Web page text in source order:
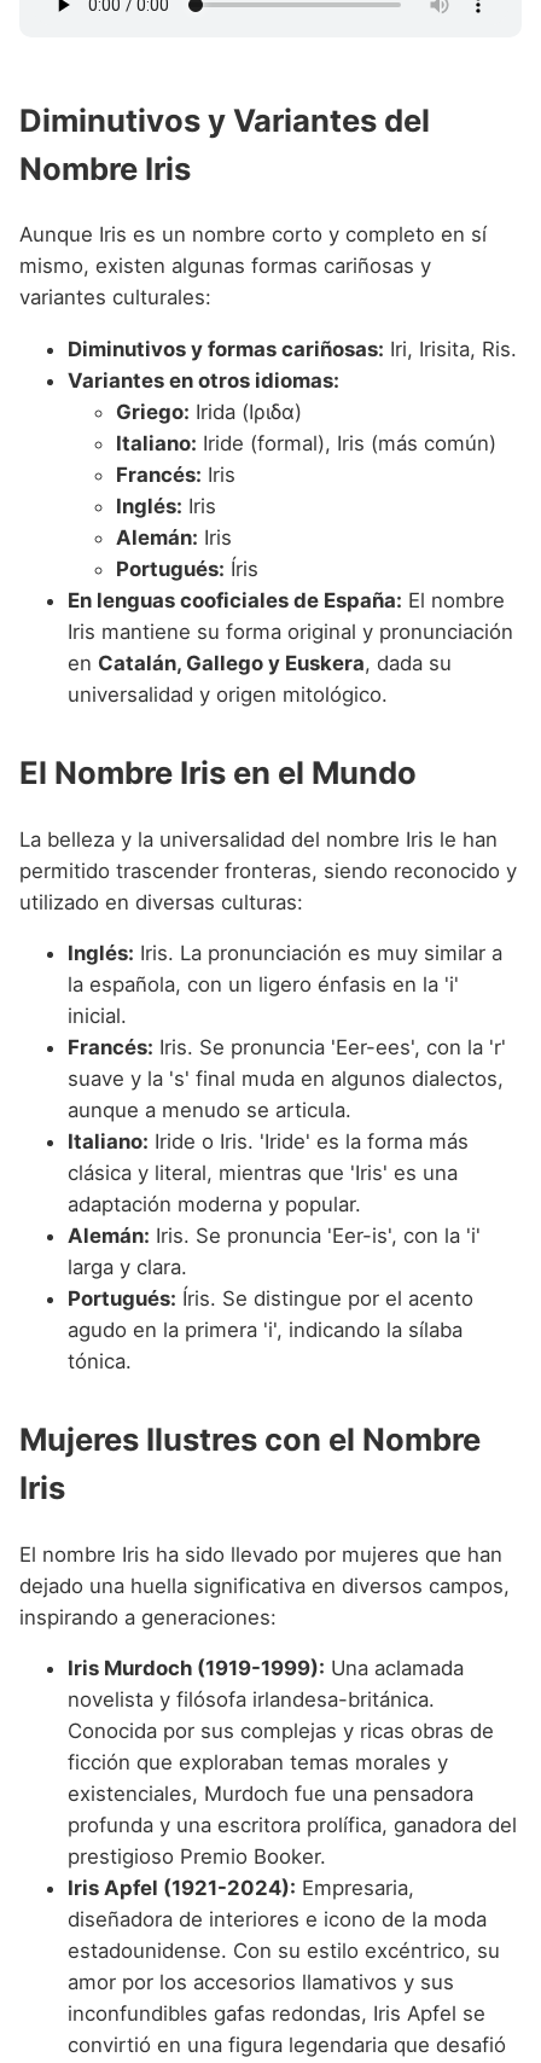
Diminutivos y Variantes del
Nombre Iris
Aunque Iris es un nombre corto y completo en sí
mismo, existen algunas formas cariñosas y
variantes culturales:
Diminutivos y formas cariñosas: Iri, Irisita, Ris.
Variantes en otros idiomas:
Griego: Irida (Ιριδα)
Italiano: Iride (formal), Iris (más común)
Francés: Iris
Inglés: Iris
Alemán: Iris
Portugués: Íris
En lenguas cooficiales de España: El nombre
Iris mantiene su forma original y pronunciación
en Catalán, Gallego y Euskera, dada su
universalidad y origen mitológico.
El Nombre Iris en el Mundo
La belleza y la universalidad del nombre Iris le han
permitido trascender fronteras, siendo reconocido y
utilizado en diversas culturas:
Inglés: Iris. La pronunciación es muy similar a
la española, con un ligero énfasis en la 'i'
inicial.
Francés: Iris. Se pronuncia 'Eer-ees', con la 'r'
suave y la 's' final muda en algunos dialectos,
aunque a menudo se articula.
Italiano: Iride o Iris. 'Iride' es la forma más
clásica y literal, mientras que 'Iris' es una
adaptación moderna y popular.
Alemán: Iris. Se pronuncia 'Eer-is', con la 'i'
larga y clara.
Portugués: Íris. Se distingue por el acento
agudo en la primera 'i', indicando la sílaba
tónica.
Mujeres Ilustres con el Nombre
Iris
El nombre Iris ha sido llevado por mujeres que han
dejado una huella significativa en diversos campos,
inspirando a generaciones:
Iris Murdoch (1919-1999): Una aclamada
novelista y filósofa irlandesa-británica.
Conocida por sus complejas y ricas obras de
ficción que exploraban temas morales y
existenciales, Murdoch fue una pensadora
profunda y una escritora prolífica, ganadora del
prestigioso Premio Booker.
Iris Apfel (1921-2024): Empresaria,
diseñadora de interiores e icono de la moda
estadounidense. Con su estilo excéntrico, su
amor por los accesorios llamativos y sus
inconfundibles gafas redondas, Iris Apfel se
convirtió en una figura legendaria que desafió